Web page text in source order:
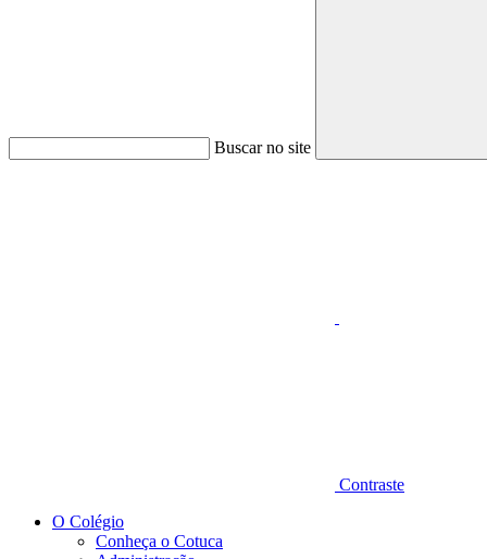
Buscar no site
Contraste
O Colégio
Conheça o Cotuca